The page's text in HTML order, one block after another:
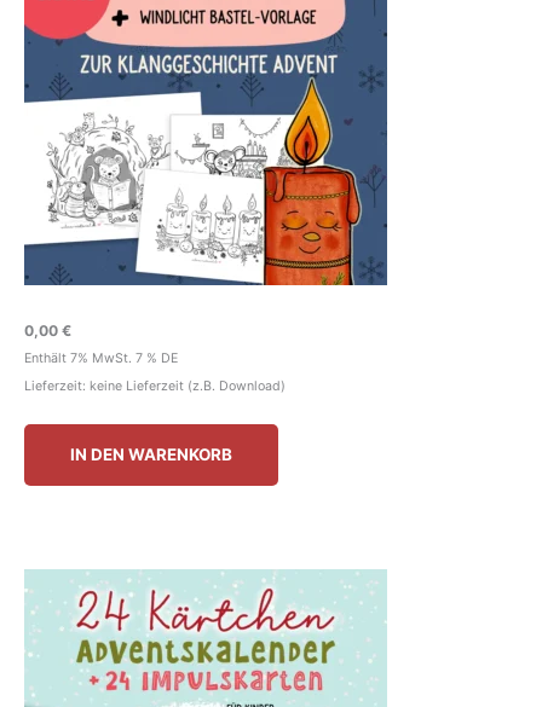
0,00 €
Enthält 7% MwSt. 7 % DE
Lieferzeit: keine Lieferzeit (z.B. Download)
IN DEN WARENKORB